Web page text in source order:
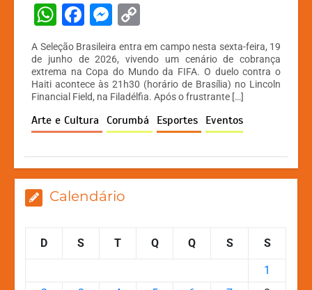
W
h
at
s
A
p
F
c
e
b
o
k
M
s
s
e
n
er
p
y
Li
n
A Seleção Brasileira entra em campo nesta sexta-feira, 19
de junho de 2026, vivendo um cenário de cobrança
extrema na Copa do Mundo da FIFA. O duelo contra o
Haiti acontece às 21h30 (horário de Brasília) no Lincoln
Financial Field, na Filadélfia. Após o frustrante […]
Arte e Cultura Corumbá Esportes Eventos
Calendário
D S T Q Q S S
1